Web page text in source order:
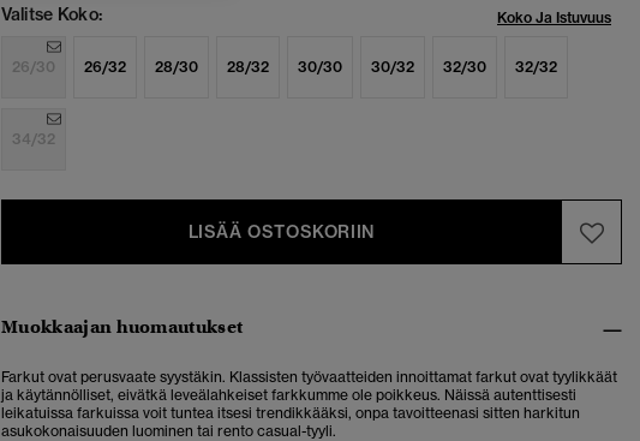
Valitse Koko: Koko Ja Istuvuus
26/30 26/32 28/30 28/32 30/30 30/32 32/30 32/32
34/32
LISÄÄ OSTOSKORIIN
Muokkaajan huomautukset
Farkut ovat perusvaate syystäkin. Klassisten työvaatteiden innoittamat farkut ovat tyylikkäät
ja käytännölliset, eivätkä leveälahkeiset farkkumme ole poikkeus. Näissä autenttisesti
leikatuissa farkuissa voit tuntea itsesi trendikkääksi, onpa tavoitteenasi sitten harkitun
asukokonaisuuden luominen tai rento casual-tyyli.